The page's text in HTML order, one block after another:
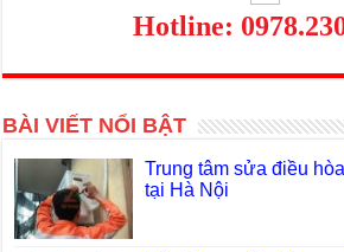
Hotline:
BÀI VIẾT NỔI BẬT
Trung tâm sửa điều
tại Hà Nội